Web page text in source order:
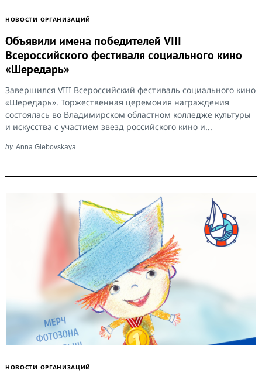
НОВОСТИ ОРГАНИЗАЦИЙ
Объявили имена победителей VIII
Всероссийского фестиваля социального кино
«Шередарь»
Завершился VIII Всероссийский фестиваль социального кино
«Шередарь». Торжественная церемония награждения
состоялась во Владимирском областном колледже культуры
и искусства с участием звезд российского кино и...
by Anna Glebovskaya
НОВОСТИ ОРГАНИЗАЦИЙ